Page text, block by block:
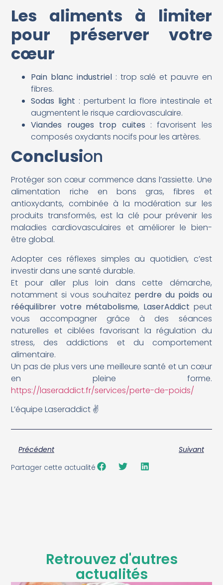
Les aliments à limiter
pour préserver votre
cœur
Pain blanc industriel: trop salé et pauvre en
fibres.
Sodas light : perturbent la flore intestinale et
augmentent le risque cardiovasculaire.
Viandes rouges trop cuites : favorisent les
composés oxydants nocifs pour les artères.
Conclusion
Protéger son cœur commence dans l’assiette. Une
alimentation riche en bons gras, fibres et
antioxydants, combinée à la modération sur les
produits transformés, est la clé pour prévenir les
maladies cardiovasculaires et améliorer le bien-
être global.
Adopter ces réflexes simples au quotidien, c’est
investir dans une santé durable.
Et pour aller plus loin dans cette démarche,
notamment si vous souhaitez perdre du poids ou
rééquilibrer votre métabolisme, LaserAddict peut
vous accompagner grâce à des séances
naturelles et ciblées favorisant la régulation du
stress, des addictions et du comportement
alimentaire.
Un pas de plus vers une meilleure santé et un cœur
en pleine forme.
https://laseraddict.fr/services/perte-de-poids/
L’équipe Laseraddict ✌️
Précédent
Suivant
Partager cette actualité
Retrouvez d'autres
actualités